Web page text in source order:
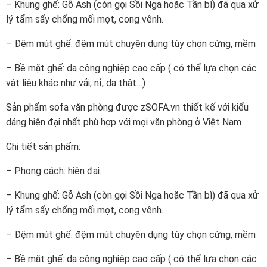
– Khung ghế: Gỗ Ash (còn gọi Sồi Nga hoặc Tần bì) đã qua xử
lý tẩm sấy chống mối mọt, cong vênh.
– Đệm mút ghế: đệm mút chuyên dụng tùy chọn cứng, mềm
– Bề mặt ghế: da công nghiệp cao cấp ( có thể lựa chọn các
vật liệu khác như vải, nỉ, da thật…)
Sản phẩm sofa văn phòng được zSOFA.vn thiết kế với kiểu
dáng hiện đại nhất phù hợp với mọi văn phòng ở Việt Nam
Chi tiết sản phẩm:
– Phong cách: hiện đại.
– Khung ghế: Gỗ Ash (còn gọi Sồi Nga hoặc Tần bì) đã qua xử
lý tẩm sấy chống mối mọt, cong vênh.
– Đệm mút ghế: đệm mút chuyên dụng tùy chọn cứng, mềm
– Bề mặt ghế: da công nghiệp cao cấp ( có thể lựa chọn các